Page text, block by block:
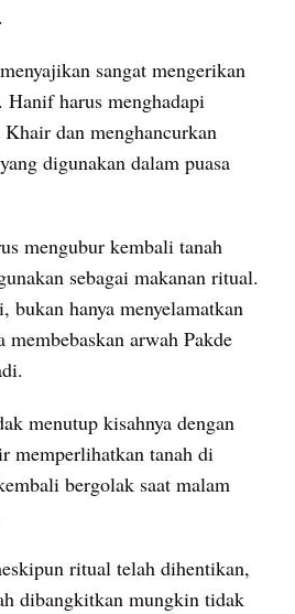
sangat mengerikan
Hanif harus menghadapi
dan menghancurkan
digunakan dalam puasa
mengubur kembali tanah
sebagai makanan ritual.
bukan hanya menyelamatkan
arwah Pakde
menutup kisahnya dengan
memperlihatkan tanah di
bergolak saat malam
ritual telah dihentikan,
dibangkitkan mungkin tidak